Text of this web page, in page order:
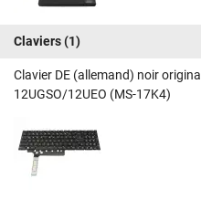
Claviers(1)
Clavier DE (allemand) noir
12UGSO/12UEO (MS-17K4)